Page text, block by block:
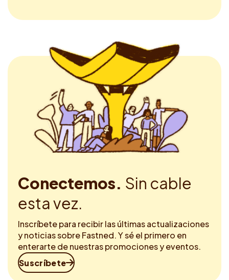
Conectemos. Sin cable
esta vez.
Inscríbete para recibir las últimas actualizaciones
y noticias sobre Fastned. Y sé el primero en
enterarte de nuestras promociones y eventos.
Suscríbete